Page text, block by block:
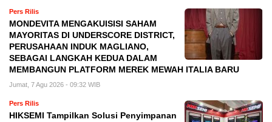
Pers Rilis
MONDEVITA MENGAKUISISI SAHAM
MAYORITAS DI UNDERSCORE DISTRICT,
PERUSAHAAN INDUK MAGLIANO,
SEBAGAI LANGKAH KEDUA DALAM
MEMBANGUN PLATFORM MEREK MEWAH ITALIA BARU
Jumat, 7 Agu 2026 - 09:32 WIB
Pers Rilis
HIKSEMI Tampilkan Solusi Penyimpanan